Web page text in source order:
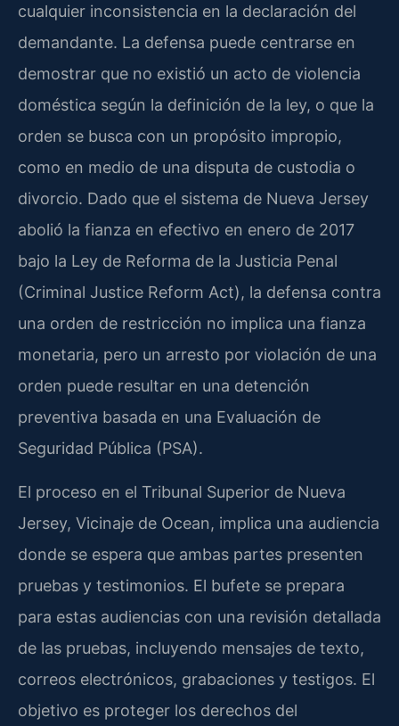
cualquier inconsistencia en la declaración del
demandante. La defensa puede centrarse en
demostrar que no existió un acto de violencia
doméstica según la definición de la ley, o que la
orden se busca con un propósito impropio,
como en medio de una disputa de custodia o
divorcio. Dado que el sistema de Nueva Jersey
abolió la fianza en efectivo en enero de 2017
bajo la Ley de Reforma de la Justicia Penal
(Criminal Justice Reform Act), la defensa contra
una orden de restricción no implica una fianza
monetaria, pero un arresto por violación de una
orden puede resultar en una detención
preventiva basada en una Evaluación de
Seguridad Pública (PSA).
El proceso en el Tribunal Superior de Nueva
Jersey, Vicinaje de Ocean, implica una audiencia
donde se espera que ambas partes presenten
pruebas y testimonios. El bufete se prepara
para estas audiencias con una revisión detallada
de las pruebas, incluyendo mensajes de texto,
correos electrónicos, grabaciones y testigos. El
objetivo es proteger los derechos del